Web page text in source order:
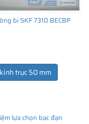
bi SKF 7310 BECBP
trục 50 mm
lựa chọn bạc đạn